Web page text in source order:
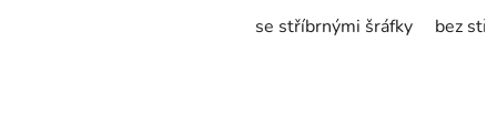
se stříbrnými šráfky bez